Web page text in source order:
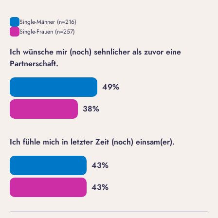
Single-Männer (n=216)
Single-Frauen (n=257)
Ich wünsche mir (noch) sehnlicher als zuvor eine
Partnerschaft.
Ich fühle mich in letzter Zeit (noch) einsam(er).